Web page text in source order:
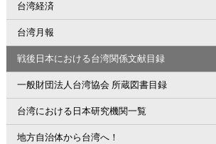
台湾経済
台湾月報
戦後日本における台湾関係文献目録
一般財団法人台湾協会 所蔵図書目録
台湾における日本研究機関一覧
地方自治体から台湾へ！